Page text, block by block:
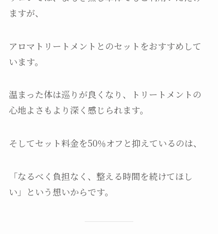
ますが、
アロマトリートメントとのセットをおすすめして
います。
温まった体は巡りが良くなり、トリートメントの
心地よさもより深く感じられます。
そしてセット料金を50％オフと抑えているのは、
「なるべく負担なく、整える時間を続けてほし
い」という想いからです。